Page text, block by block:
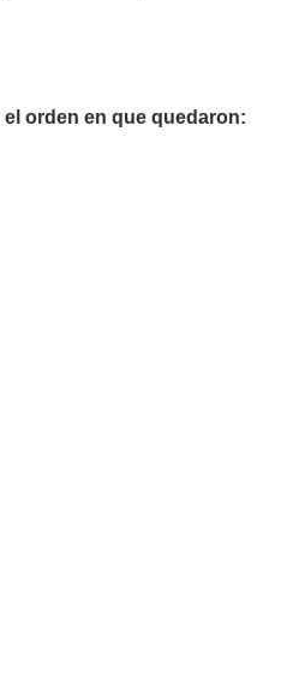
orden en que quedaron: